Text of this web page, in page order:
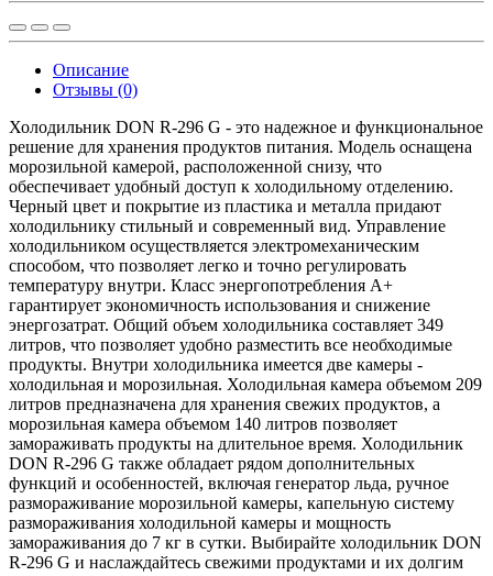
Описание
Отзывы (0)
Холодильник DON R-296 G - это надежное и функциональное
решение для хранения продуктов питания. Модель оснащена
морозильной камерой, расположенной снизу, что
обеспечивает удобный доступ к холодильному отделению.
Черный цвет и покрытие из пластика и металла придают
холодильнику стильный и современный вид. Управление
холодильником осуществляется электромеханическим
способом, что позволяет легко и точно регулировать
температуру внутри. Класс энергопотребления A+
гарантирует экономичность использования и снижение
энергозатрат. Общий объем холодильника составляет 349
литров, что позволяет удобно разместить все необходимые
продукты. Внутри холодильника имеется две камеры -
холодильная и морозильная. Холодильная камера объемом 209
литров предназначена для хранения свежих продуктов, а
морозильная камера объемом 140 литров позволяет
замораживать продукты на длительное время. Холодильник
DON R-296 G также обладает рядом дополнительных
функций и особенностей, включая генератор льда, ручное
размораживание морозильной камеры, капельную систему
размораживания холодильной камеры и мощность
замораживания до 7 кг в сутки. Выбирайте холодильник DON
R-296 G и наслаждайтесь свежими продуктами и их долгим